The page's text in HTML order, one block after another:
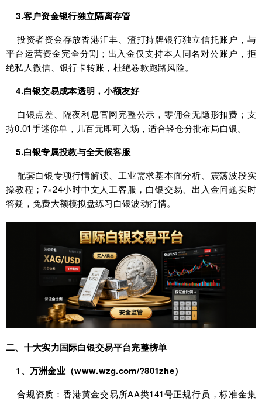
3.客户资金银行独立隔离存管
投资者资金存放香港汇丰、渣打持牌银行独立信托账户，与
平台运营资金完全分割；出入金仅支持本人同名对公账户，拒
绝私人微信、银行卡转账，杜绝卷款跑路风险。
4.白银交易成本透明，小额友好
白银点差、隔夜利息官网完整公示，零佣金无隐形扣费；支
持0.01手迷你单，几百元即可入场，适合轻仓分批布局白银。
5.白银专属投教与全天候客服
配套白银专项行情解读、工业需求基本面分析、震荡波段实
操教程；7×24小时中文人工客服，白银交易、出入金问题实时
答疑，免费大额模拟盘练习白银波动行情。
二、十大实力国际白银交易平台完整榜单
1、万洲金业（www.wzg.com/?801zhe）
合规资质：香港黄金交易所AA类141号正规行员，标准金集